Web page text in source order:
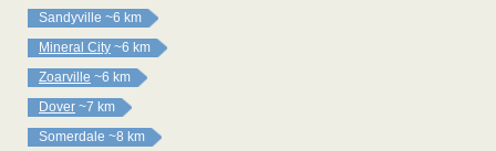
Sandyville ~6 km
Mineral City ~6 km
Zoarville ~6 km
Dover ~7 km
Somerdale ~8 km